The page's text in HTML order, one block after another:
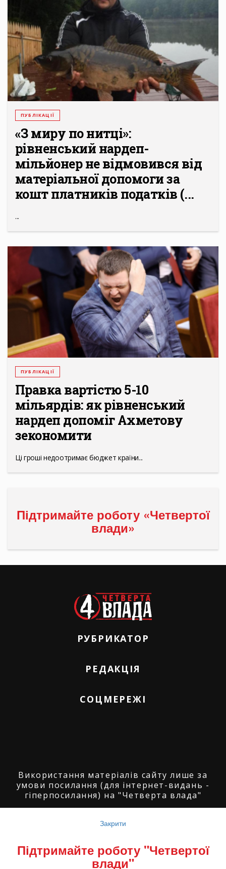
ПУБЛІКАЦІЇ
«З миру по нитці»:
рівненський нардеп-
мільйонер не відмовився від
матеріальної допомоги за
кошт платників податків (...
...
ПУБЛІКАЦІЇ
Правка вартістю 5-10
мільярдів: як рівненський
нардеп допоміг Ахметову
зекономити
Ці гроші недоотримає бюджет країни...
Підтримайте роботу «Четвертої
влади»
РУБРИКАТОР
РЕДАКЦІЯ
СОЦМЕРЕЖІ
Використання матеріалів сайту лише за
умови посилання (для інтернет-видань -
гіперпосилання) на "Четверта влада"
"Четверта влада": 2008-2026.
Володимир Торбіч: 2008-2026.
Закрити
Підтримайте роботу "Четвертої
влади"